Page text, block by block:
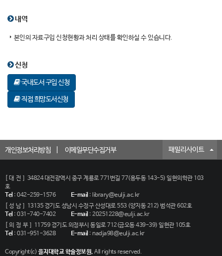
내역
본인의 자료구입 신청현황과 처리 상태를 확인하실 수 있습니다.
신청
국내도서 구입 신청
직접 희망도서신청
개인정보처리방침 이메일무단수집거부 패밀리사이트
[대전]
34824 대전광역시 중구 계룡로 771번길 77(용두동 143-5) 일현의학관 103
호
Tel: 042-259-1576 E-mail: library@eulji.ac.kr
[성남]
13135 경기도 성남시 수정구 산성대로 553 (양지동 212) 범석관 602호
Tel: 031-740-7402 E-mail: 20251228@eulji.ac.kr
[의정부]
11759 경기도 의정부시 동일로 712(금오동 439-39) 일현관 105호
Tel: 031-951-3628 E-mail: nadja98@eulji.ac.kr
Copyright(c) 을지대학교 학술정보원. All rights reserved.